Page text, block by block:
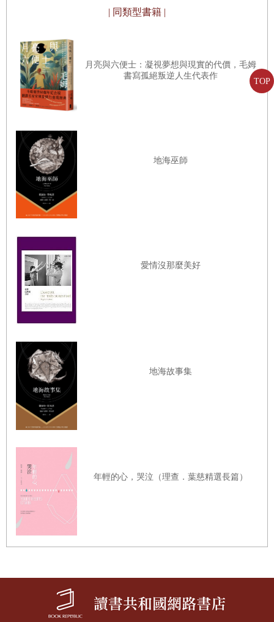
TOP
質，事情的重心與想法，別無其他。我們只會有一
間的關係，而這正是異想落差有趣之處。我們以為
知道自己是誰，住在哪裡，與什麼人一起生活；而
突然，因為一次發現，一場翻天覆地的混亂，我們
內心深處與世界之間的界線變得模糊，逐漸消失。
人心。而本書集上述優點於一身，是一本簡單扼要
又動人心弦的小說。
──《世界報》Le Monde
作家維圖（Frédéric Vitoux）表示：「我們全體法蘭
西院士都明顯感受到，艾力克．菲耶能以非常簡
潔、非常透明的筆觸製造一種紊亂的情緒──如德國
作家霍夫曼史塔所言：深度應藏於表面。菲耶的才
華即在於將深度藏在表面。」
──法國廣播電台國際台Radio France Internationale
長崎，作為書名，聽來簡潔有力；但它也是日本門
戶開放之前禁鎖西方商人之島，是中間地帶，身份
崎亦代表著刻印在他們個人命運中的地理、歷史及
社會危機。艾力克．菲耶混合各種書寫，風格，語
氣，將一則小小的社會新聞編造成一部迷人、發人
深省、感動人心的小說。
《長崎》是一本簡潔有力的小說，在你身上迴響許
久。以細膩的文筆，不誇張的語氣，艾力克．菲耶
| 同類型書籍 |
月亮與六便士：凝視夢想與現實的代價，毛姆
書寫孤絕叛逆人生代表作
地海巫師
愛情沒那麼美好
地海故事集
年輕的心，哭泣（理查．葉慈精選長篇）